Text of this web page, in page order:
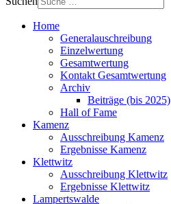
Home
Generalauschreibung
Einzelwertung
Gesamtwertung
Kontakt Gesamtwertung
Archiv
Beiträge (bis 2025)
Hall of Fame
Kamenz
Ausschreibung Kamenz
Ergebnisse Kamenz
Klettwitz
Ausschreibung Klettwitz
Ergebnisse Klettwitz
Lampertswalde